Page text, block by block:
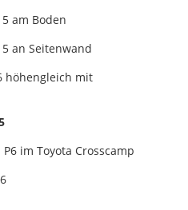
am Boden
an Seitenwand
höhengleich mit
im Toyota Crosscamp